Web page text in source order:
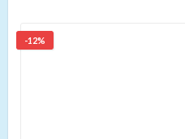
-12%